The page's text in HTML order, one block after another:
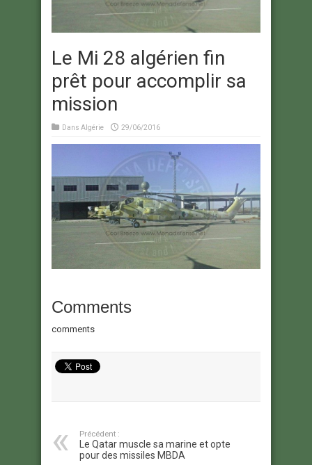
Le Mi 28 algérien fin
prêt pour accomplir sa
mission
Dans Algérie 29/06/2016
Comments
comments
Précédent :
Le Qatar muscle sa marine et opte
pour des missiles MBDA